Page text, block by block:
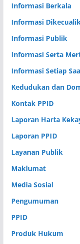
Informasi Berkala
Informasi
Informasi Publik
Informasi Serta
Informasi Setiap
Kedudukan dan
Kontak PPID
Laporan Harta
Laporan PPID
Layanan Publik
Maklumat
Media Sosial
Pengumuman
PPID
Produk Hukum